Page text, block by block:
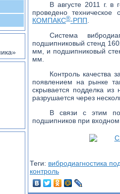
В августе 2011 г.
проведено техническое
КОМПАКС®-РПП
Система
подшипниковый стенд
мм, и подшипниковый
мм.
Контроль качества
появлением на рынке
скрывается подделка из
разрушается через
В связи с этим
подшипников при
Теги: вибродиагностика
контроль